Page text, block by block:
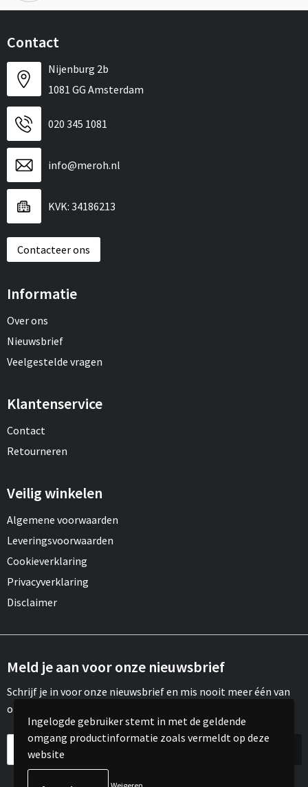
Contact
Nijenburg 2b
1081 GG Amsterdam
020 345 1081
info@meroh.nl
KVK: 34186213
Contacteer ons
Informatie
Over ons
Nieuwsbrief
Veelgestelde vragen
Klantenservice
Contact
Retourneren
Veilig winkelen
Algemene voorwaarden
Leveringsvoorwaarden
Cookieverklaring
Privacyverklaring
Disclaimer
Meld je aan voor onze nieuwsbrief
Schrijf je in voor onze nieuwsbrief en mis nooit meer één van
onze leuke aanbiedingen of updates.
Ingelogde gebruiker stemt in met de geldende
omgang productinformatie zoals vermeldt op deze
website